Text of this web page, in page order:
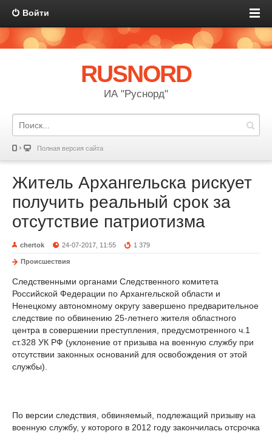
Войти
RUSNORD
ИА "Руснорд"
Полная версия сайта
Житель Архангельска рискует
получить реальный срок за
отсутствие патриотизма
chertok 24-07-2017, 11:55 1 379
Происшествия
Следственными органами Следственного комитета
Российской Федерации по Архангельской области и
Ненецкому автономному округу завершено предварительное
следствие по обвинению 25-летнего жителя областного
центра в совершении преступления, предусмотренного ч.1
ст.328 УК РФ (уклонение от призыва на военную службу при
отсутствии законных оснований для освобождения от этой
службы).
По версии следствия, обвиняемый, подлежащий призыву на
военную службу, у которого в 2012 году закончилась отсрочка